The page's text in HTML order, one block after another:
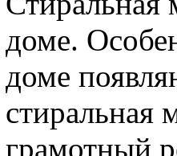
доме.
доме
стиральная
грамотный